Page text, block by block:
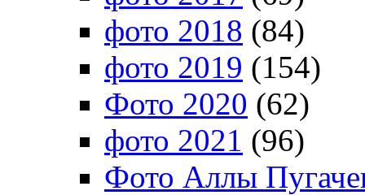
фото 2018 (84)
фото 2019 (154)
Фото 2020 (62)
фото 2021 (96)
Фото Аллы